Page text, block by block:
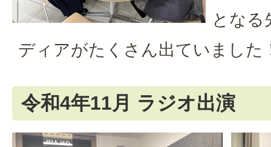
となる
ディアがたくさん出ていました
令和4年11月 ラジオ出演